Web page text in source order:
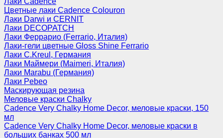
Цветные лаки Cadence Colouron
Лаки Darwi и CERNIT
Лаки DECOPATCH
Лаки Феррарио (Ferrario, Италия)
Лаки-гели цветные Gloss Shine Ferrario
Лаки C.Kreul, Германия
Лаки Маймери (Maimeri, Италия)
Лаки Marabu (Германия)
Лаки Pebeo
Маскирующая резина
Меловые краски Chalky
Cadence Very Chalky Home Decor, меловые краски, 150
мл
Cadence Very Chalky Home Decor, меловые краски в
больших банках 500 мл